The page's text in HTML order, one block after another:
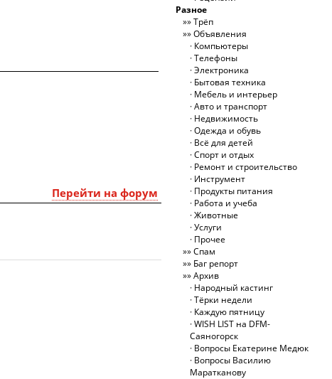
Перейти на форум
Разное
Трёп
Объявления
Компьютеры
Телефоны
Электроника
Бытовая техника
Мебель и интерьер
Авто и транспорт
Недвижимость
Одежда и обувь
Всё для детей
Спорт и отдых
Ремонт и строительство
Инструмент
Продукты питания
Работа и учеба
Животные
Услуги
Прочее
Спам
Баг репорт
Архив
Народный кастинг
Тёрки недели
Каждую пятницу
WISH LIST на DFM-
Саяногорск
Вопросы Екатерине Медюк
Вопросы Василию
Маратканову